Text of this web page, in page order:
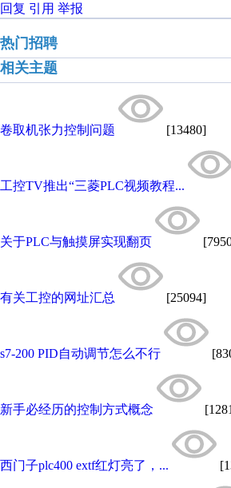
回复 引用 举报
热门招聘
相关主题
卷取机张力控制问题 [13480]
工控TV推出“三菱PLC视频教程...
关于PLC与触摸屏实现翻页
有关工控的网址汇总 [25094]
s7-200 PID自动调节怎么不行
新手必经历的控制方式概念
西门子plc400 extf红灯亮了，...